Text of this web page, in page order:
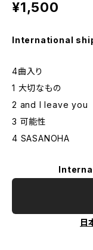
¥1,500
International
4曲入り
1 大切なもの
2 and I leave you
3 可能性
4 SASANOHA
日